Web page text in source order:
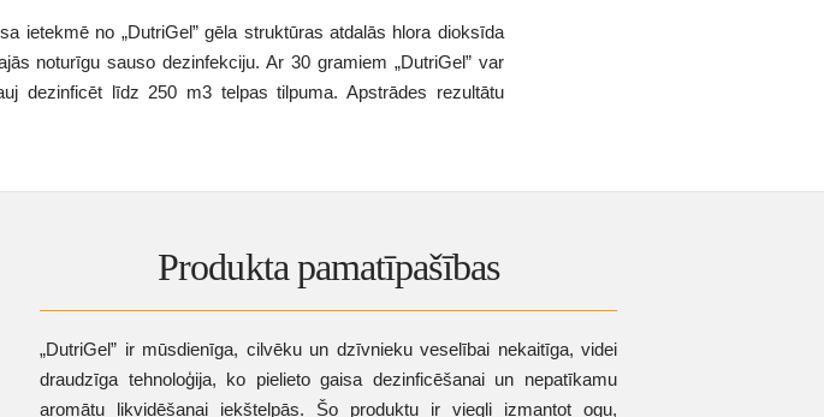
ietekmē no „DutriGel” gēla struktūras atdalās hlora dioksīda
noturīgu sauso dezinfekciju. Ar 30 gramiem „DutriGel” var
dezinficēt līdz 250 m3 telpas tilpuma. Apstrādes rezultātu
Produkta pamatīpašības
„DutriGel” ir mūsdienīga, cilvēku un dzīvnieku veselībai nekaitīga, videi
draudzīga tehnoloģija, ko pielieto gaisa dezinficēšanai un nepatīkamu
aromātu likvidēšanai iekštelpās. Šo produktu ir viegli izmantot ogu,